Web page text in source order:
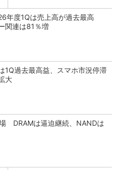
年度1Qは売上高が過去最高
関連は81％増
1Q過去最高益、スマホ市況停滞
大
DRAMは逼迫継続、NANDは